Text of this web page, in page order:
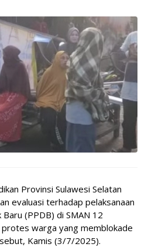
Provinsi Sulawesi Selatan
evaluasi terhadap pelaksanaan
(PPDB) di SMAN 12
warga yang memblokade
Kamis (3/7/2025).